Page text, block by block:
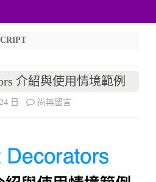
to
介紹與使用情境範例
日 在
介
尚無留言